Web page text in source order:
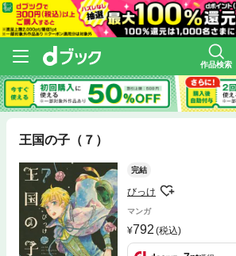
作品検索
王国の子（７）
完結
びっけ
マンガ
792 (税込)